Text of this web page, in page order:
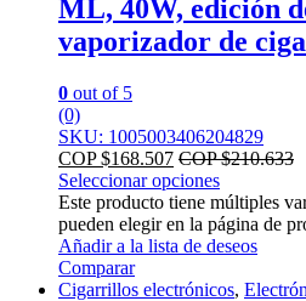
ML, 40W, edición
vaporizador de
0 out of 5
(0)
SKU: 1005003406204829
COP $168.507 COP $210.633
Seleccionar opciones
Este producto tiene múltiples
pueden elegir en la página de
Añadir a la lista de deseos
Comparar
Cigarrillos electrónicos,